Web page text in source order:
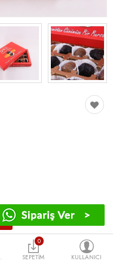
0
SEPETIM
KULLANICI